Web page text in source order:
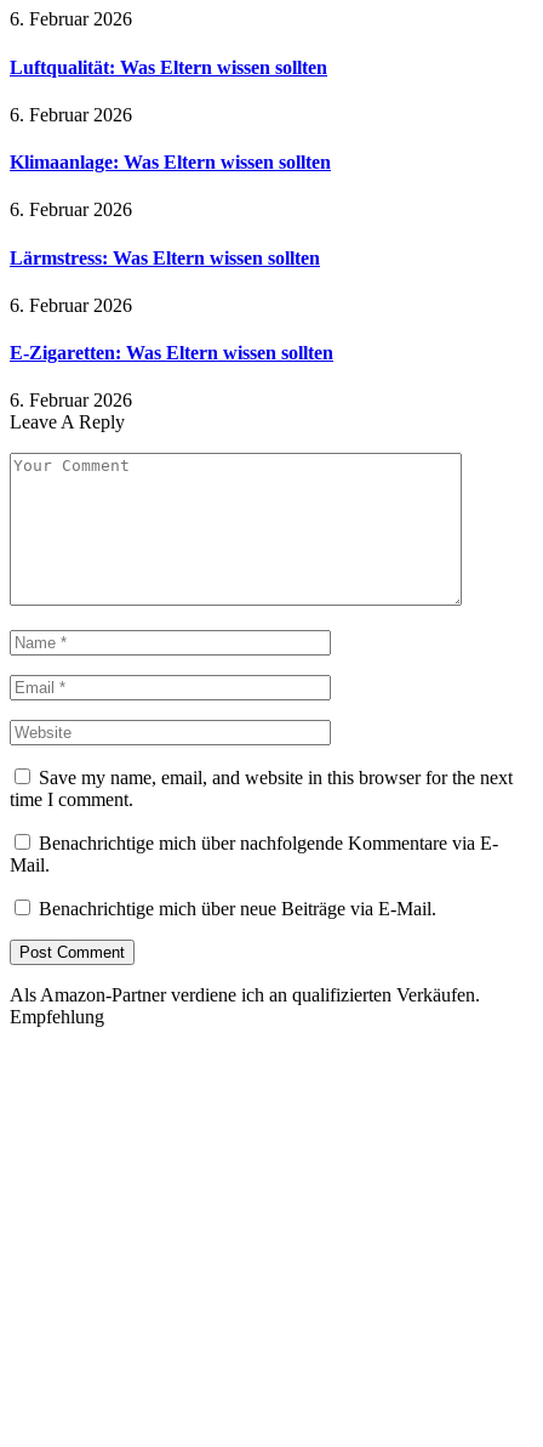
6. Februar 2026
Luftqualität: Was Eltern wissen sollten
6. Februar 2026
Klimaanlage: Was Eltern wissen sollten
6. Februar 2026
Lärmstress: Was Eltern wissen sollten
6. Februar 2026
E-Zigaretten: Was Eltern wissen sollten
6. Februar 2026
Leave A Reply
Save my name, email, and website in this browser for the next
time I comment.
Benachrichtige mich über nachfolgende Kommentare via E-
Mail.
Benachrichtige mich über neue Beiträge via E-Mail.
Als Amazon-Partner verdiene ich an qualifizierten Verkäufen.
Empfehlung